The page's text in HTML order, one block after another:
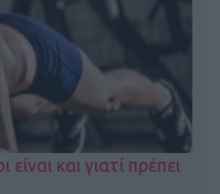
και γιατί πρέπει